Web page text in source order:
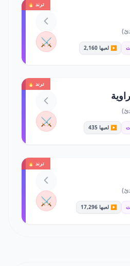
ترند 🔥
▶️ لعبها 2,160 ⚔️
ترند 🔥
▶️ لعبها 435 ⚔️
ترند 🔥
▶️ لعبها 17,296 ⚔️